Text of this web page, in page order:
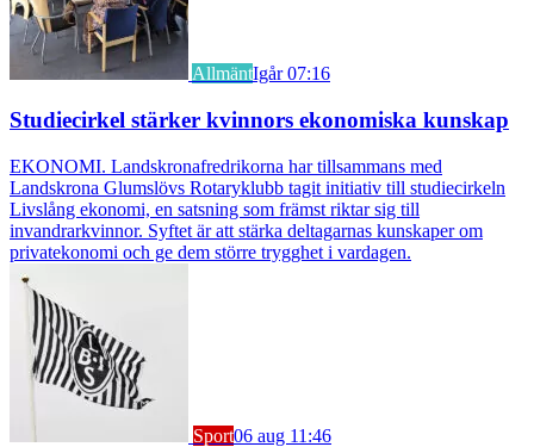
AllmäntIgår 07:16
Studiecirkel stärker kvinnors ekonomiska kunskap
EKONOMI. Landskronafredrikorna har tillsammans med
Landskrona Glumslövs Rotaryklubb tagit initiativ till studiecirkeln
Livslång ekonomi, en satsning som främst riktar sig till
invandrarkvinnor. Syftet är att stärka deltagarnas kunskaper om
privatekonomi och ge dem större trygghet i vardagen.
Sport06 aug 11:46